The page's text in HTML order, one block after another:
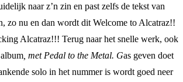
naar z’n zin en past zelfs de tekst van
zo nu en dan wordt dit Welcome to Alcatraz!!
Alcatraz!!! Terug naar het snelle werk, ook
, met Pedal to the Metal. Gas geven doet
solo in het nummer is wordt goed neer